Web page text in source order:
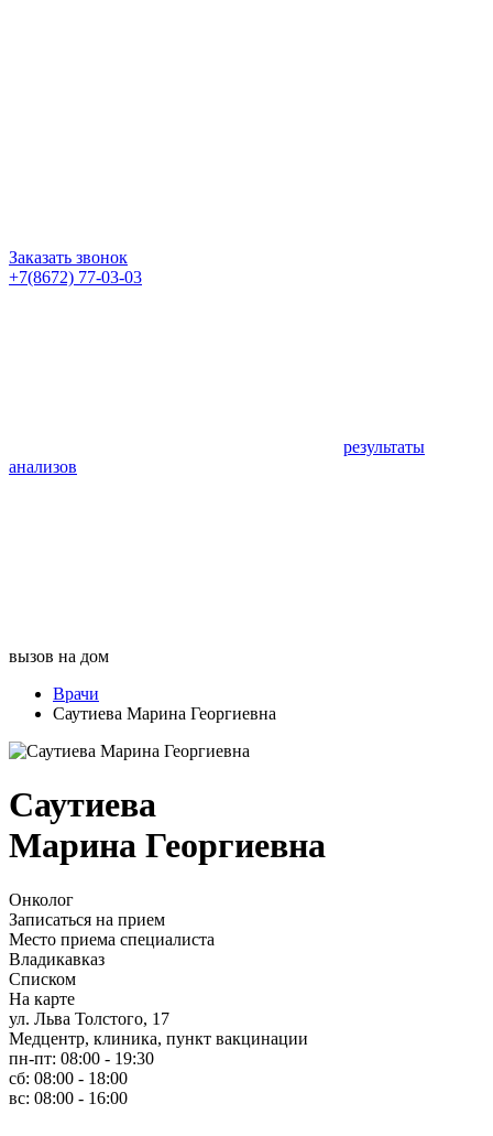
Заказать звонок
+7(8672) 77-03-03
результаты
анализов
вызов на дом
Врачи
Саутиева Марина Георгиевна
Саутиева
Марина Георгиевна
Онколог
Записаться на прием
Место приема специалиста
Владикавказ
Списком
На карте
ул. Льва Толстого, 17
Медцентр, клиника, пункт вакцинации
пн-пт: 08:00 - 19:30
сб: 08:00 - 18:00
вс: 08:00 - 16:00